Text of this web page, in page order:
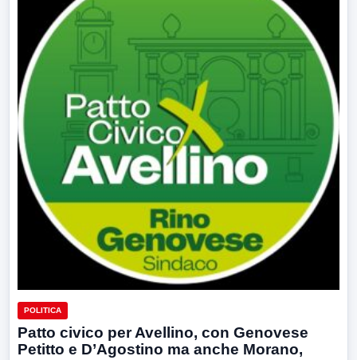
POLITICA
Patto civico per Avellino, con Genovese
Petitto e D’Agostino ma anche Morano,